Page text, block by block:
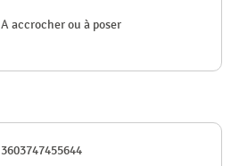
A accrocher ou à poser
3603747455644